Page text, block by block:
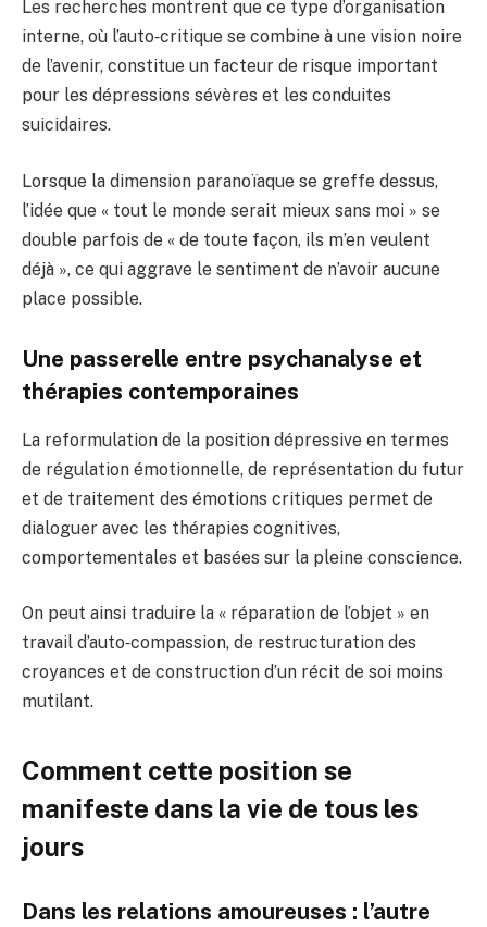
Les recherches montrent que ce type d’organisation
interne, où l’auto‑critique se combine à une vision noire
de l’avenir, constitue un facteur de risque important
pour les dépressions sévères et les conduites
suicidaires.
Lorsque la dimension paranoïaque se greffe dessus,
l’idée que « tout le monde serait mieux sans moi » se
double parfois de « de toute façon, ils m’en veulent
déjà », ce qui aggrave le sentiment de n’avoir aucune
place possible.
Une passerelle entre psychanalyse et
thérapies contemporaines
La reformulation de la position dépressive en termes
de régulation émotionnelle, de représentation du futur
et de traitement des émotions critiques permet de
dialoguer avec les thérapies cognitives,
comportementales et basées sur la pleine conscience.
On peut ainsi traduire la « réparation de l’objet » en
travail d’auto‑compassion, de restructuration des
croyances et de construction d’un récit de soi moins
mutilant.
Comment cette position se
manifeste dans la vie de tous les
jours
Dans les relations amoureuses : l’autre